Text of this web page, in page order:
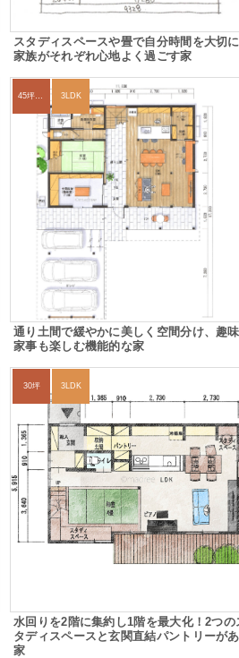
スタディスペースや畳で自分時間を大切に
家族がそれぞれ心地よく過ごす家
3LDK
通り土間で緩やかに美しく空間分け、趣
家事も楽しむ機能的な家
30坪 3LDK
水回りを2階に集約し1階を最大化！2つの
タディスペースと玄関直結パントリーが
家